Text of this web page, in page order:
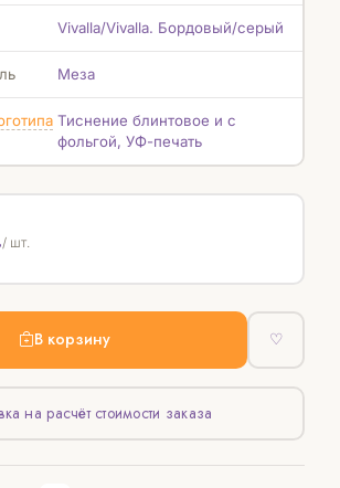
Vivalla/Vivalla. Бордовый/серый
Меза
Тиснение блинтовое и с
фольгой, УФ-печать
/ шт.
В корзину ♡
на расчёт стоимости заказа